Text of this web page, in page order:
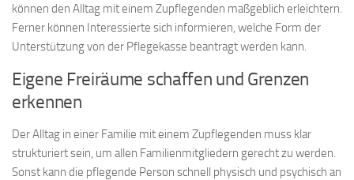
können den Alltag mit einem Zupflegenden maßgeblich erleichtern.
Ferner können Interessierte sich informieren, welche Form der
Unterstützung von der Pflegekasse beantragt werden kann.
Eigene Freiräume schaffen und Grenzen
erkennen
Der Alltag in einer Familie mit einem Zupflegenden muss klar
strukturiert sein, um allen Familienmitgliedern gerecht zu werden.
Sonst kann die pflegende Person schnell physisch und psychisch an